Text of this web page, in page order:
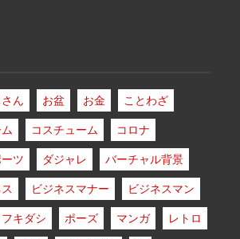
ん お盆 お金
ことわざ
コスチューム
コロナ
ツ ダジャレ
バーチャル背景
ビジネスマナー
ビジネスマン
フキダシ ポーズ マンガ
レトロ